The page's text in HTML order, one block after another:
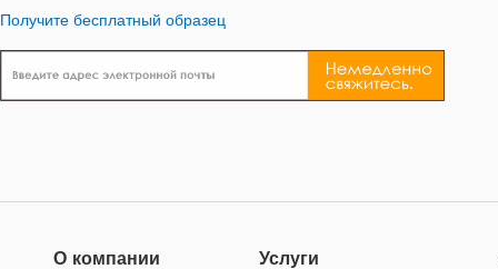
Получите бесплатный образец
О компании Услуги